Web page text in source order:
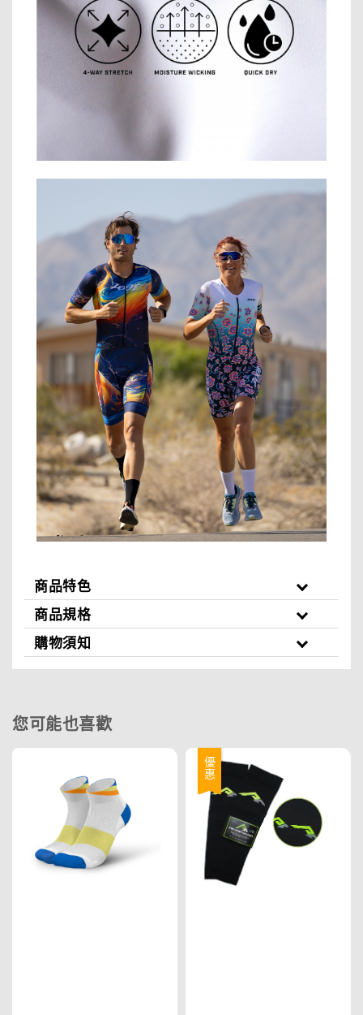
商品特色
商品規格
購物須知
您可能也喜歡
優惠